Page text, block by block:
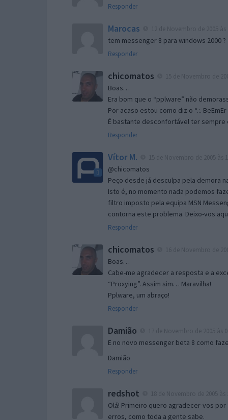
Responder
Marocas
tem messenger 8 para windows 2000
Responder
chicomatos
Boas…
Era bom que o “pplware” não
Por acaso estou como diz o “.:.
É bastante desconfortável ter sempre
Responder
Vítor M.
@chicomatos
Peço desde já desculpa pela demora
Isto é, no momento nada podemos
filtro imposto pela equipa MSN
contorna este problema. Deixo-vos
Responder
chicomatos
Boas…
Cabe-me agradecer a resposta e a
“Proxying”. Assim sim… Maravilha!
Pplware, um abraço!
Responder
Damião
E no novo messenger beta 8 como
Damião
Responder
redshot
Olá! Primeiro quero agradecer-vos
erros, como toda a gente sabe.